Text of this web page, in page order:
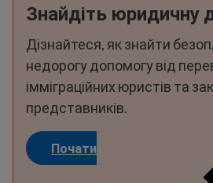
Знайдіть юридичну
Дізнайтеся, як знайти
недорогу допомогу від
імміграційних юристів та
представників.
Почати